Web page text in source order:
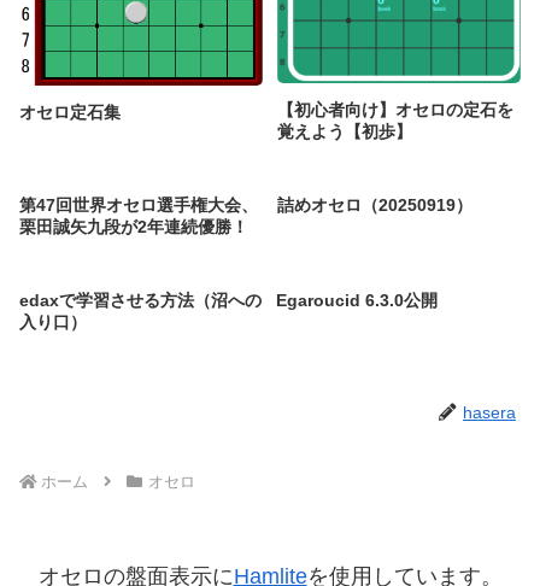
オセロ定石集
【初心者向け】オセロの定石を
覚えよう【初歩】
第47回世界オセロ選手権大会、
栗田誠矢九段が2年連続優勝！
詰めオセロ（20250919）
edaxで学習させる方法（沼への
入り口）
Egaroucid 6.3.0公開
hasera
ホーム オセロ
オセロの盤面表示にHamliteを使用しています。